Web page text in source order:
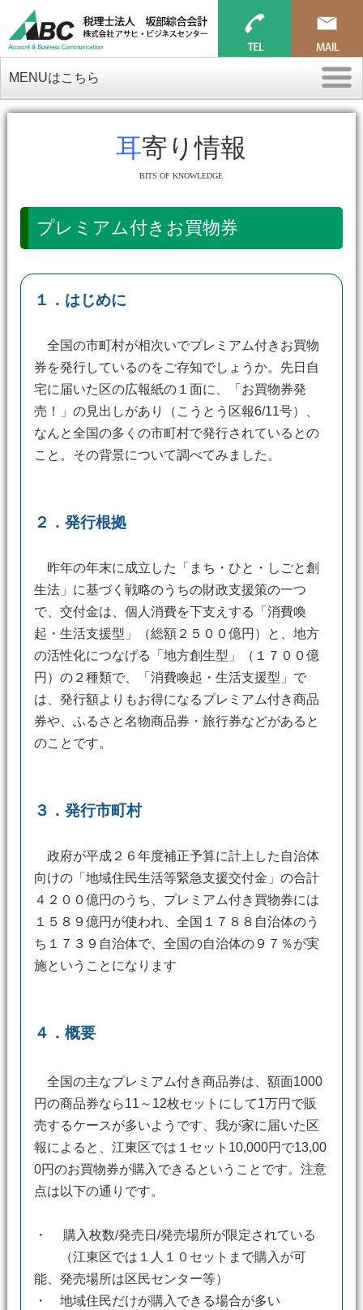
MENUはこちら
耳寄り情報
BITS OF KNOWLEDGE
プレミアム付きお買物券
１．はじめに
全国の市町村が相次いでプレミアム付きお買物
券を発行しているのをご存知でしょうか。先日自
宅に届いた区の広報紙の１面に、「お買物券発
売！」の見出しがあり（こうとう区報6/11号）、
なんと全国の多くの市町村で発行されているとの
こと。その背景について調べてみました。
２．発行根拠
昨年の年末に成立した「まち・ひと・しごと創
生法」に基づく戦略のうちの財政支援策の一つ
で、交付金は、個人消費を下支えする「消費喚
起・生活支援型」（総額２５００億円）と、地方
の活性化につなげる「地方創生型」（１７００億
円）の２種類で、「消費喚起・生活支援型」で
は、発行額よりもお得になるプレミアム付き商品
券や、ふるさと名物商品券・旅行券などがあると
のことです。
３．発行市町村
政府が平成２６年度補正予算に計上した自治体
向けの「地域住民生活等緊急支援交付金」の合計
４２００億円のうち、プレミアム付き買物券には
１５８９億円が使われ、全国１７８８自治体のう
ち１７３９自治体で、全国の自治体の９７％が実
施ということになります
４．概要
全国の主なプレミアム付き商品券は、額面1000
円の商品券なら11～12枚セットにして1万円で販
売するケースが多いようです、我が家に届いた区
報によると、江東区では１セット10,000円で13,00
0円のお買物券が購入できるということです。注意
点は以下の通りです。
・ 購入枚数/発売日/発売場所が限定されている
（江東区では１人１０セットまで購入が可
能、発売場所は区民センター等）
・ 地域住民だけが購入できる場合が多い